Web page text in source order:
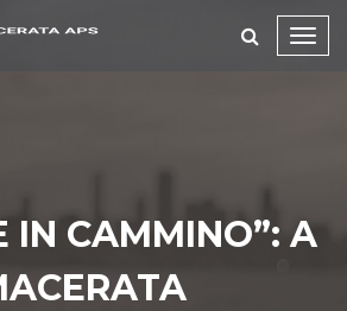
IN CAMMINO”: A